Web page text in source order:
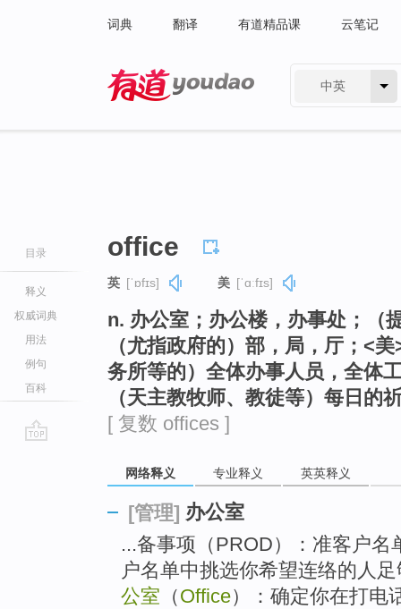
词典 翻译 有道精品课 云笔记
中英
目录
释义
权威词典
用法
例句
百科
office
英 [ˈɒfɪs] 美 [ˈɑːfɪs]
n. 办公室；办公楼，办事处；（
（尤指政府的）部，局，厅；<
务所等的）全体办事人员，全体
（天主教牧师、教徒等）每日的
[ 复数 offices ]
网络释义 专业释义 英英释义
[管理] 办公室
...备事项（PROD）：准客户
户名单中挑选你希望连络的人
公室 （Office）：确定你在打电